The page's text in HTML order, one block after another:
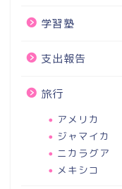
学習塾
支出報告
旅行
アメリカ
ジャマイカ
ニカラグア
メキシコ